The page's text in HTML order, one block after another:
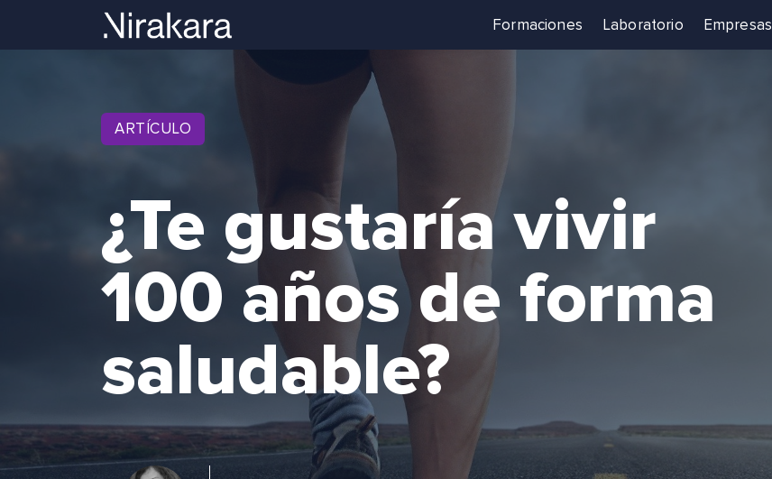
Formaciones Laboratorio Empresas
ARTÍCULO
¿Te gustaría vivir
100 años de forma
saludable?